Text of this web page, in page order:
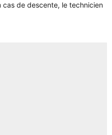
cas de descente, le technicien